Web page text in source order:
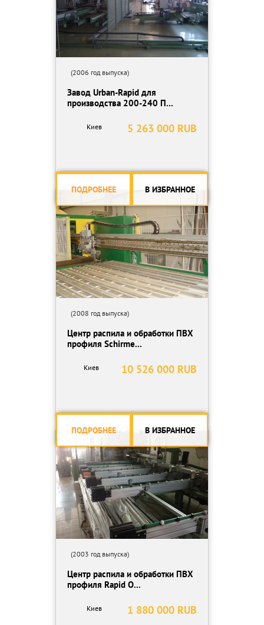
(2006 год выпуска)
Завод Urban-Rapid для
производства 200-240 П...
5 263 000 RUB
Киев
ПОДРОБНЕЕ В ИЗБРАННОЕ
(2008 год выпуска)
Центр распила и обработки ПВХ
профиля Schirme...
10 526 000 RUB
Киев
ПОДРОБНЕЕ В ИЗБРАННОЕ
(2003 год выпуска)
Центр распила и обработки ПВХ
профиля Rapid O...
1 880 000 RUB
Киев